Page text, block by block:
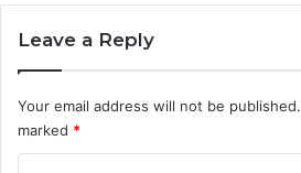
Leave a Reply
Your email address will not be published.
marked *